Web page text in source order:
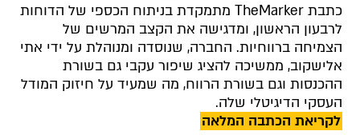
כתבת TheMarker מתמקדת בניתוח הכספי של הדוחות
לרבעון הראשון, ומדגישה את הקצב המרשים של
הצמיחה ברווחיות. החברה, שנוסדה ומנוהלת על ידי אתי
אלישקוב, ממשיכה להציג שיפור עקבי גם בשורת
ההכנסות וגם בשורת הרווח, מה שמעיד על חיזוק המודל
העסקי הדיגיטלי שלה.
לקריאת הכתבה המלאה